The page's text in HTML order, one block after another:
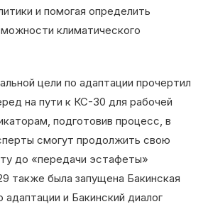
и помогая определить
климатического
цели по адаптации прочертил
на пути к КС-30 для рабочей
подготовив процесс, в
смогут продолжить свою
до «передачи эстафеты»
также была запущена Бакинская
и Бакинский диалог